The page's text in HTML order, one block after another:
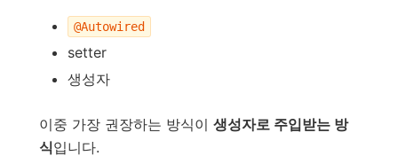
@Autowired
setter
생성자
이중 가장 권장하는 방식이 생성자로 주입받는 방
식입니다.